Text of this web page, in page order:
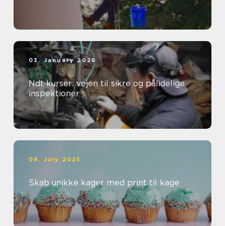
03. January 2026
Ndt kurser: vejen til sikre og pålidelige
inspektioner
08. July 2025
Skab unikke kager med print til kage